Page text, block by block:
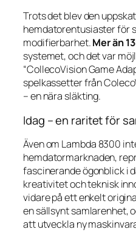
Trots det blev den
hemdatorentusiaster för
modifierbarhet.Mer än
systemet, och det var
“CollecoVision Game
spelkassetter från
– en nära släkting.
Idag – en raritet för
Även om Lambda 8300
hemdatormarknaden,
fascinerande ögonblick i
kreativitet och teknisk
vidare på ett enkelt
en sällsynt samlarenhet,
att utveckla ny